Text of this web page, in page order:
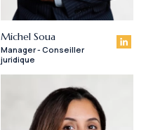
Michel Soua
Manager - Conseiller
juridique